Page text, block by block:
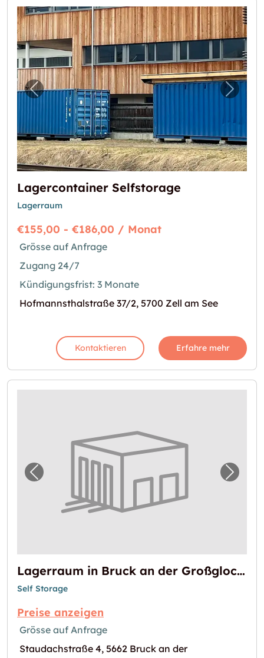
Vorheriges Bild für "Lagercontainer
Lagercontainer Selfstorage
Lagerraum
€155,00 - €186,00 / Monat
Grösse auf Anfrage
Zugang 24/7
Kündigungsfrist: 3 Monate
Hofmannsthalstraße 37/2, 5700 Zell am See
Kontaktieren Erfahre mehr
Vorheriges Bild für "Lagerraum in Bruck an
Lagerraum in Bruck an der Großglocknerstraße mieten
Self Storage
Preise anzeigen
Grösse auf Anfrage
Staudachstraße 4, 5662 Bruck an der